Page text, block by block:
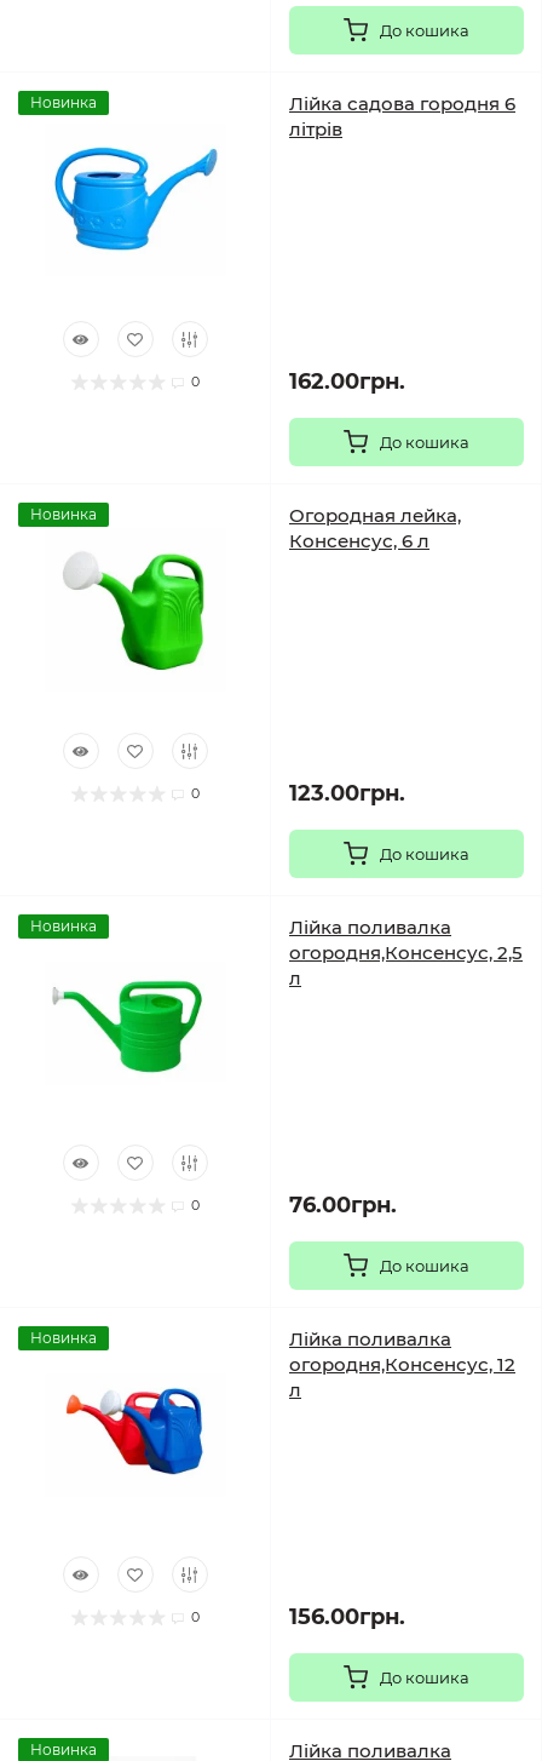
До кошика
Новинка
0
Лійка садова городня 6
літрів
162.00грн.
До кошика
Новинка
0
Огородная лейка,
Консенсус, 6 л
123.00грн.
До кошика
Новинка
0
Лійка поливалка
огородня,Консенсус, 2,5
л
76.00грн.
До кошика
Новинка
0
Лійка поливалка
огородня,Консенсус, 12
л
156.00грн.
До кошика
Новинка Лійка поливалка